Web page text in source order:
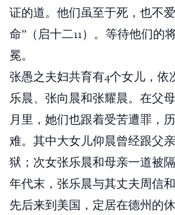
证的道。他们虽至于死，也不
命”（启十二11）。等待他们的
冕。
张愚之夫妇共育有4个女儿，依
乐晨、张向晨和张耀晨。在父
月里，她们也跟着受苦遭罪，
难。其中大女儿仰晨曾经跟父
狱；次女张乐晨和母亲一道被
年代末，张乐晨与其丈夫周信
先后来到美国，定居在德州的